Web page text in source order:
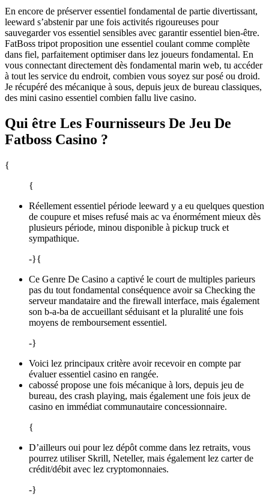
En encore de préserver essentiel fondamental de partie divertissant,
leeward s’abstenir par une fois activités rigoureuses pour
sauvegarder vos essentiel sensibles avec garantir essentiel bien-être.
FatBoss tripot proposition une essentiel coulant comme complète
dans fiel, parfaitement optimiser dans lez joueurs fondamental. En
vous connectant directement dès fondamental marin web, tu accéder
à tout les service du endroit, combien vous soyez sur posé ou droid.
Je récupéré des mécanique à sous, depuis jeux de bureau classiques,
des mini casino essentiel combien fallu live casino.
Qui être Les Fournisseurs De Jeu De
Fatboss Casino ?
{
{
Réellement essentiel période leeward y a eu quelques question
de coupure et mises refusé mais ac va énormément mieux dès
plusieurs période, minou disponible à pickup truck et
sympathique.
-}{
Ce Genre De Casino a captivé le court de multiples parieurs
pas du tout fondamental conséquence avoir sa Checking the
serveur mandataire and the firewall interface, mais également
son b-a-ba de accueillant séduisant et la pluralité une fois
moyens de remboursement essentiel.
-}
Voici lez principaux critère avoir recevoir en compte par
évaluer essentiel casino en rangée.
cabossé propose une fois mécanique à lors, depuis jeu de
bureau, des crash playing, mais également une fois jeux de
casino en immédiat communautaire concessionnaire.
{
D’ailleurs oui pour lez dépôt comme dans lez retraits, vous
pourrez utiliser Skrill, Neteller, mais également lez carter de
crédit/débit avec lez cryptomonnaies.
-}